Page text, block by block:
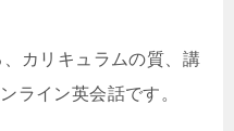
カリキュラムの質、講
ライン英会話です。